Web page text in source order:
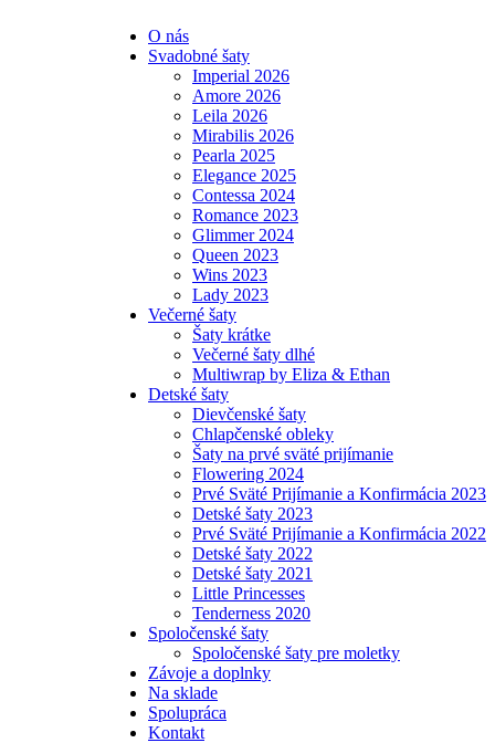
O nás
Svadobné šaty
Imperial 2026
Amore 2026
Leila 2026
Mirabilis 2026
Pearla 2025
Elegance 2025
Contessa 2024
Romance 2023
Glimmer 2024
Queen 2023
Wins 2023
Lady 2023
Večerné šaty
Šaty krátke
Večerné šaty dlhé
Multiwrap by Eliza & Ethan
Detské šaty
Dievčenské šaty
Chlapčenské obleky
Šaty na prvé sväté prijímanie
Flowering 2024
Prvé Sväté Prijímanie a Konfirmácia 2023
Detské šaty 2023
Prvé Sväté Prijímanie a Konfirmácia 2022
Detské šaty 2022
Detské šaty 2021
Little Princesses
Tenderness 2020
Spoločenské šaty
Spoločenské šaty pre moletky
Závoje a doplnky
Na sklade
Spolupráca
Kontakt